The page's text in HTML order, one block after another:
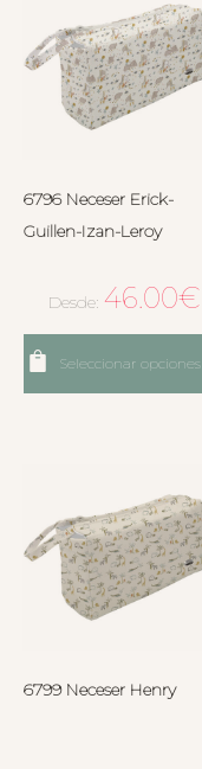
6796 Neceser Erick-
Guillen-Izan-Leroy
Desde: 46.00€
Seleccionar opciones
6799 Neceser Henry